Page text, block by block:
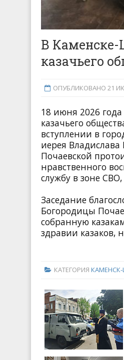
В Каменске-
казачьего
ОПУБЛИКОВАНО 21
18 июня 2026 года
казачьего
вступлении в
иерея
Почаевской
нравственного
службу в зоне
Заседание
Богородицы
собранную
здравии казаков,
КАТЕГОРИЯ